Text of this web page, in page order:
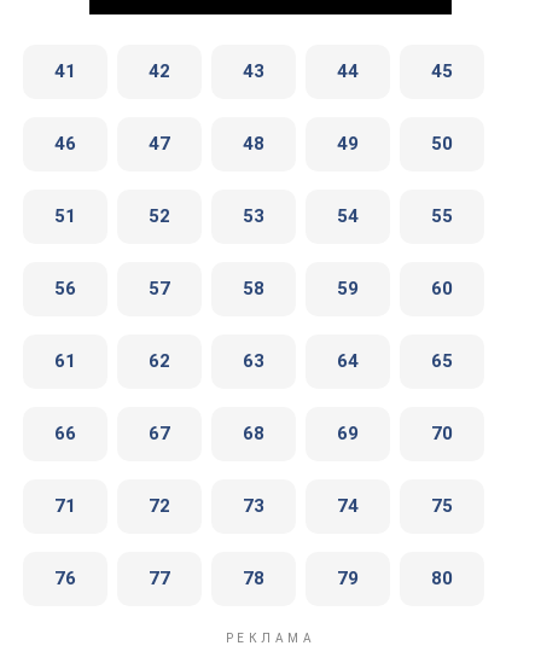
Play Video
41 42 43 44 45
46 47 48 49 50
51 52 53 54 55
56 57 58 59 60
61 62 63 64 65
66 67 68 69 70
71 72 73 74 75
76 77 78 79 80